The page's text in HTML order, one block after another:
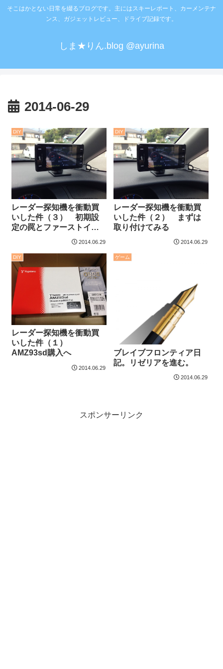
そこはかとない日常を綴るブログです。主にはスキーレポート、カーメンテナ
ンス、ガジェットレビュー、ドライブ記録です。
しま★りん.blog @ayurina
2014-06-29
DIY
レーダー探知機を衝動買
いした件（３） 初期設
定の罠とファーストイン
2014.06.29
DIY
レーダー探知機を衝動買
いした件（２） まずは
取り付けてみる
2014.06.29
DIY
レーダー探知機を衝動買
いした件（１）
AMZ93sd購入へ
2014.06.29
ゲーム
ブレイブフロンティア日
記。リゼリアを進む。
2014.06.29
スポンサーリンク